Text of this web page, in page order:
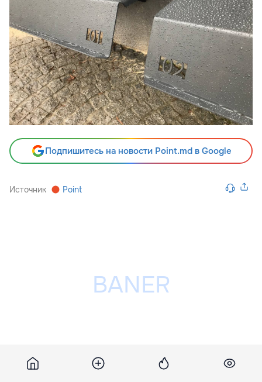
Подпишитесь на новости Point.md в Google
Источник Point
Разместить рекламу на сайте